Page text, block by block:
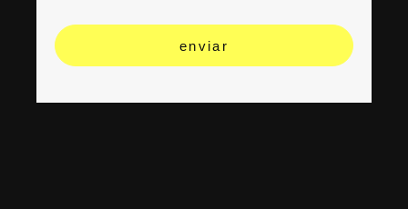
enviar